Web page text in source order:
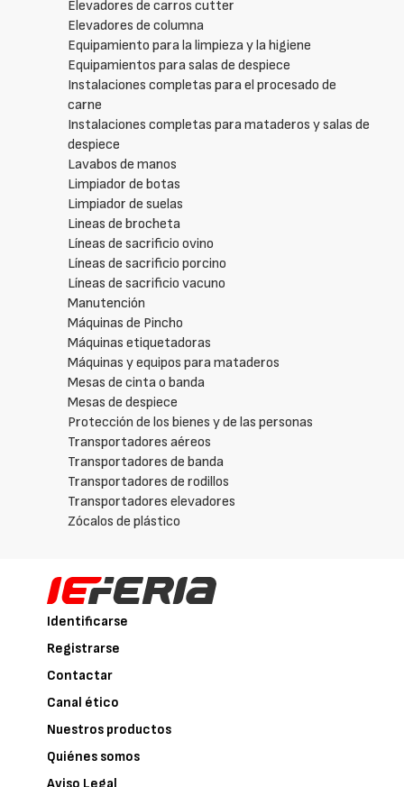
Elevadores de carros cutter
Elevadores de columna
Equipamiento para la limpieza y la higiene
Equipamientos para salas de despiece
Instalaciones completas para el procesado de
carne
Instalaciones completas para mataderos y salas de
despiece
Lavabos de manos
Limpiador de botas
Limpiador de suelas
Lineas de brocheta
Líneas de sacrificio ovino
Líneas de sacrificio porcino
Líneas de sacrificio vacuno
Manutención
Máquinas de Pincho
Máquinas etiquetadoras
Máquinas y equipos para mataderos
Mesas de cinta o banda
Mesas de despiece
Protección de los bienes y de las personas
Transportadores aéreos
Transportadores de banda
Transportadores de rodillos
Transportadores elevadores
Zócalos de plástico
Identificarse
Registrarse
Contactar
Canal ético
Nuestros productos
Quiénes somos
Aviso Legal